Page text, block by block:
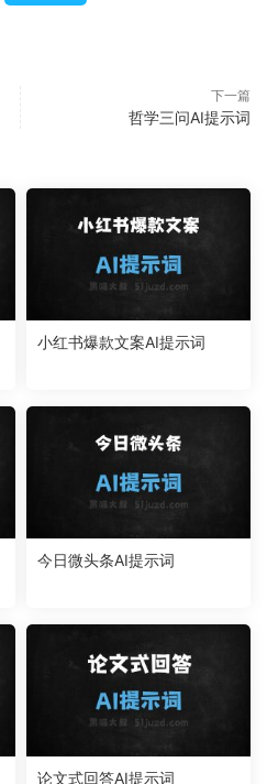
下一篇
哲学三问AI提示词
小红书爆款文案AI提示词
今日微头条AI提示词
论文式回答AI提示词